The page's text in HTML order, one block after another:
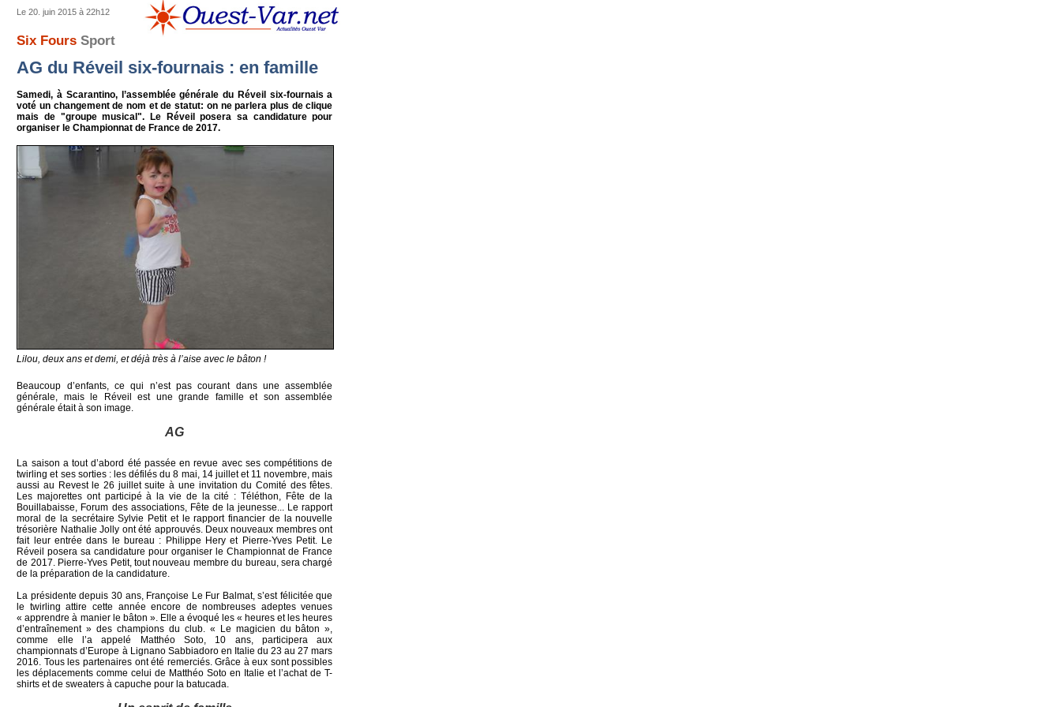
Le 20. juin 2015 à 22h12
Six FoursSport
AG du Réveil six-fournais : en famille
Samedi, à Scarantino, l’assemblée générale du Réveil six-fournais a
voté un changement de nom et de statut: on ne parlera plus de clique
mais de "groupe musical". Le Réveil posera sa candidature pour
organiser le Championnat de France de 2017.
Lilou, deux ans et demi, et déjà très à l’aise avec le bâton !
Beaucoup d’enfants, ce qui n’est pas courant dans une assemblée
générale, mais le Réveil est une grande famille et son assemblée
générale était à son image.
AG
La saison a tout d’abord été passée en revue avec ses compétitions de
twirling et ses sorties : les défilés du 8 mai, 14 juillet et 11 novembre, mais
aussi au Revest le 26 juillet suite à une invitation du Comité des fêtes.
Les majorettes ont participé à la vie de la cité : Téléthon, Fête de la
Bouillabaisse, Forum des associations, Fête de la jeunesse... Le rapport
moral de la secrétaire Sylvie Petit et le rapport financier de la nouvelle
trésorière Nathalie Jolly ont été approuvés. Deux nouveaux membres ont
fait leur entrée dans le bureau : Philippe Hery et Pierre-Yves Petit. Le
Réveil posera sa candidature pour organiser le Championnat de France
de 2017. Pierre-Yves Petit, tout nouveau membre du bureau, sera chargé
de la préparation de la candidature.
La présidente depuis 30 ans, Françoise Le Fur Balmat, s’est félicitée que
le twirling attire cette année encore de nombreuses adeptes venues
« apprendre à manier le bâton ». Elle a évoqué les « heures et les heures
d’entraînement » des champions du club. « Le magicien du bâton »,
comme elle l’a appelé Matthéo Soto, 10 ans, participera aux
championnats d’Europe à Lignano Sabbiadoro en Italie du 23 au 27 mars
2016. Tous les partenaires ont été remerciés. Grâce à eux sont possibles
les déplacements comme celui de Matthéo Soto en Italie et l’achat de T-
shirts et de sweaters à capuche pour la batucada.